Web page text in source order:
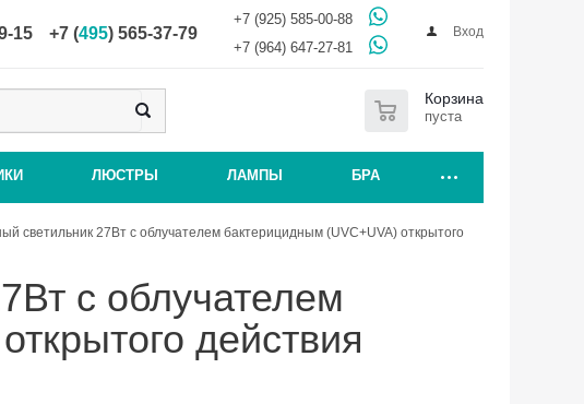
15 +7 (495) 565-37-79
+7 (925) 585-00-88
+7 (964) 647-27-81
Вход
Корзина
пуста
ЛЮСТРЫ ЛАМПЫ БРА
светильник 27Вт с облучателем бактерицидным (UVC+UVA) открытого
с облучателем
действия